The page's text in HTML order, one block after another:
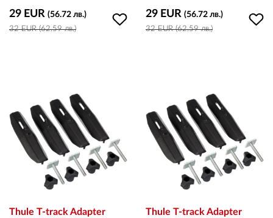
29 EUR (56.72 лв.)
32 EUR (62.59 лв.)
29 EUR (56.72 лв.)
32 EUR (62.59 лв.)
Thule T-track Adapter
Thule T-track Adapter